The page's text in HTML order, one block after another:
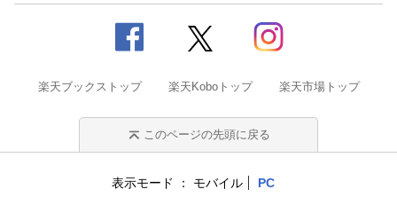
楽天ブックストップ 楽天Koboトップ 楽天市場トップ
このページの先頭に戻る
表示モード モバイル PC